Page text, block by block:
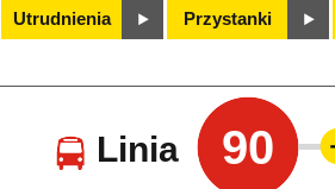
Utrudnienia Przystanki
Linia 90